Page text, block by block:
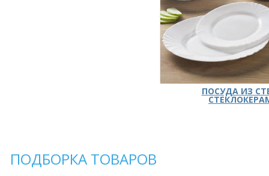
ПОСУДА ИЗ
ПОДБОРКА ТОВАРОВ